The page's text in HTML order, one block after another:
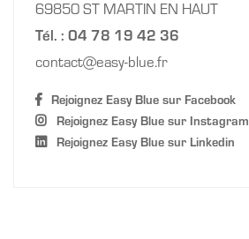
69850 ST MARTIN EN HAUT
Tél. : 04 78 19 42 36
contact
easy-blue.fr
Rejoignez Easy Blue sur Facebook
Rejoignez Easy Blue sur Instagram
Rejoignez Easy Blue sur Linkedin